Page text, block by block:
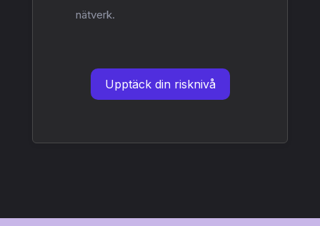
nätverk.
Upptäck din risknivå